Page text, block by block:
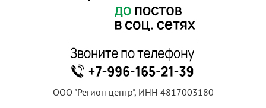
ООО "Регион центр", ИНН 4817003180